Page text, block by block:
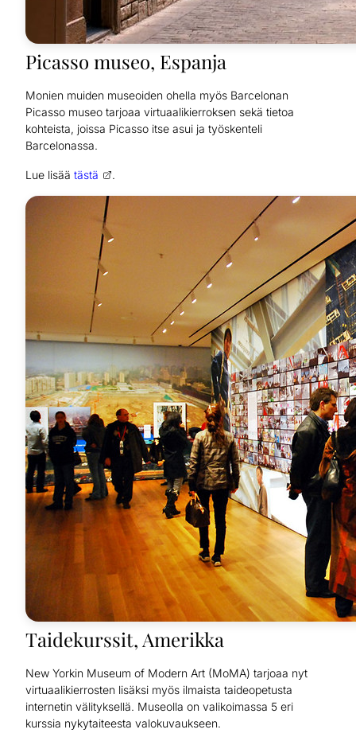
Picasso museo, Espanja
Monien muiden museoiden ohella myös Barcelonan
Picasso museo tarjoaa virtuaalikierroksen sekä tietoa
kohteista, joissa Picasso itse asui ja työskenteli
Barcelonassa.
Lue lisää tästä .
Taidekurssit, Amerikka
New Yorkin Museum of Modern Art (MoMA) tarjoaa nyt
virtuaalikierrosten lisäksi myös ilmaista taideopetusta
internetin välityksellä. Museolla on valikoimassa 5 eri
kurssia nykytaiteesta valokuvaukseen.